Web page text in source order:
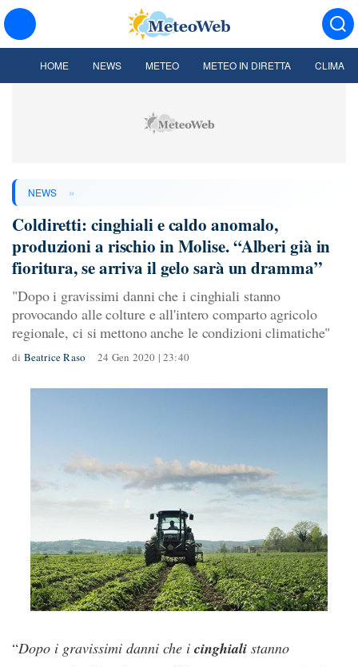
HOME NEWS METEO METEO IN DIRETTA CLIMA
NEWS »
Coldiretti: cinghiali e caldo anomalo,
produzioni a rischio in Molise. “Alberi già in
fioritura, se arriva il gelo sarà un dramma”
"Dopo i gravissimi danni che i cinghiali stanno
provocando alle colture e all'intero comparto agricolo
regionale, ci si mettono anche le condizioni climatiche"
di Beatrice Raso 24 Gen 2020 | 23:40
“Dopo i gravissimi danni che i cinghiali stanno